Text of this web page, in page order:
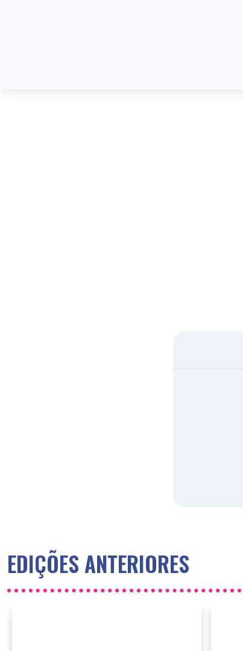
EDIÇÕES ANTERIORES